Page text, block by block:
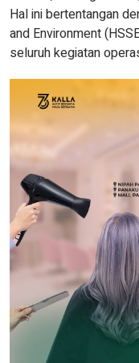
Hal ini bertentangan
and Environment
seluruh kegiatan